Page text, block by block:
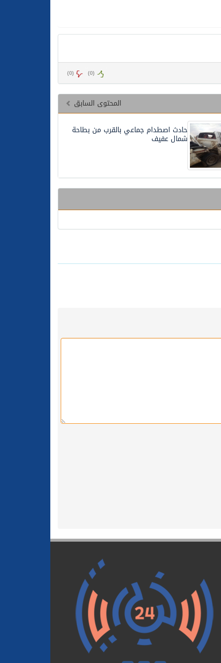
(
0
) (
0
)
المحتوى السابق
حادث اصطدام جماعي بالقرب من بطاحة
شمال عفيف